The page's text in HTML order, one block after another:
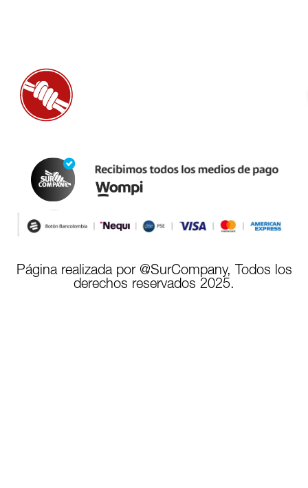
Página realizada por @SurCompany, Todos los
derechos reservados 2025.